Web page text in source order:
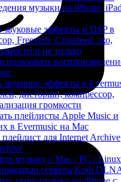
музыки на iPhone,
звуковые эффекты и DSP в
Freeverb, Crossfeed, эхо,
и не только
звуковые эффекты в
дисторшн, компрессор,
громкости
плейлисты Apple Music и
в Evermusic на Mac
для Internet Archive
музыку с Mac / PC /
сервера Kodi